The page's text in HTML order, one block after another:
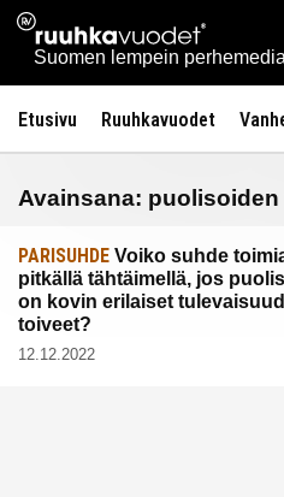
Siirry
sisältöön
Ruuhkavuodet.fi
Suomen lempein perhemedia
Etusivu Ruuhkavuodet
Avainsana:
PARISUHDE Voiko suhde
pitkällä tähtäimellä, jos
on kovin erilaiset
toiveet?
12.12.2022